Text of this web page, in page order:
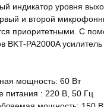
индикатор уровня
и второй
приоритетными. С
BKT-PA2000A
мощность: 60 Вт
питания : 220 В, 50 Гц